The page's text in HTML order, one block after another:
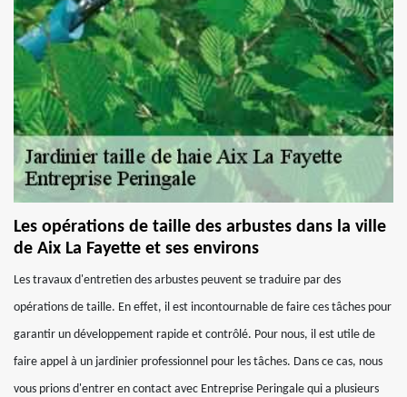
Les opérations de taille des arbustes dans la ville
de Aix La Fayette et ses environs
Les travaux d'entretien des arbustes peuvent se traduire par des
opérations de taille. En effet, il est incontournable de faire ces tâches pour
garantir un développement rapide et contrôlé. Pour nous, il est utile de
faire appel à un jardinier professionnel pour les tâches. Dans ce cas, nous
vous prions d'entrer en contact avec Entreprise Peringale qui a plusieurs